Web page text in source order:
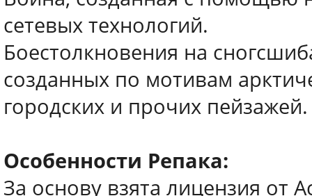
сетевых технологий.
Боестолкновения на
созданных по мотивам
городских и прочих пейзажей.
Особенности Репака:
За основу взята лицензия от